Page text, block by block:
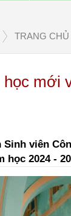
TRANG CHỦ
học mới
Sinh viên
học 2024 -